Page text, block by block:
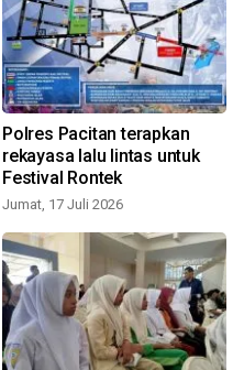
Polres Pacitan terapkan
rekayasa lalu lintas untuk
Festival Rontek
Jumat, 17 Juli 2026